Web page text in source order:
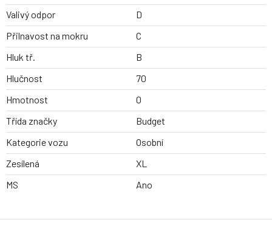
Valivý odpor
D
Přilnavost na mokru
C
Hluk tř.
B
Hlučnost
70
Hmotnost
0
Třída značky
Budget
Kategorie vozu
Osobní
Zesílená
XL
MS
Ano